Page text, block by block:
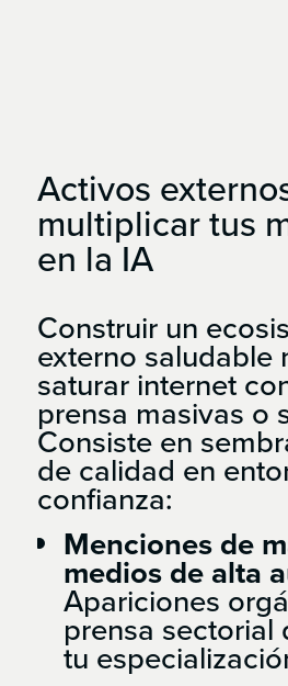
Activos
multiplicartus
en la IA
Construir un
externo saludable
saturar internet
prensa masivas o
Consiste en
de calidad en
confianza:
Menciones de
medios de alta
Apariciones
prensa sectorial
tu